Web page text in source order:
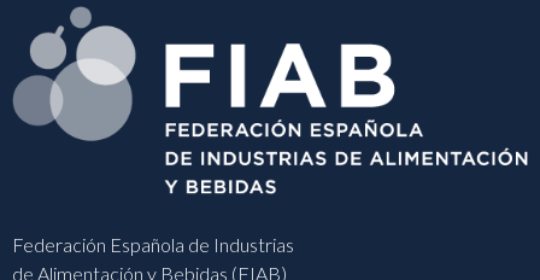
Federación Española de Industrias
de Alimentación y Bebidas (FIAB)